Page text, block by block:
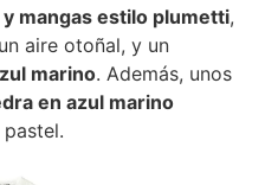
mangas estilo plumetti,
aire otoñal, y un
marino. Además, unos
en azul marino